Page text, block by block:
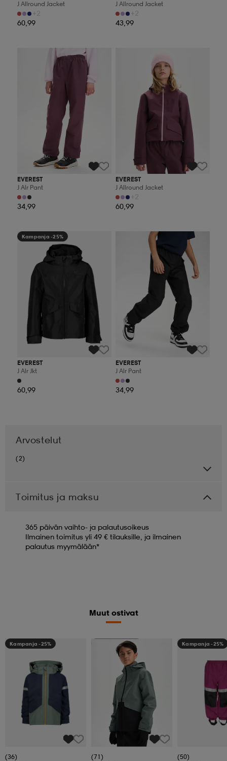
J Allround Jacket
+2
60,99
J Allround Jacket
+2
43,99
EVEREST
J Alr Pant
34,99
EVEREST
J Allround Jacket
+2
60,99
Kampanja -25%
EVEREST
J Alr Jkt
60,99
Kampanja -25%
EVEREST
J Alr Pant
34,99
Arvostelut
(2)
Toimitus ja maksu
365 päivän vaihto- ja palautusoikeus
Ilmainen toimitus yli 49 € tilauksille, ja ilmainen
palautus myymälään*
Muut ostivat
Kampanja -25%
(36)
Kampanja -25%
(71)
Kampanja -25%
(50)